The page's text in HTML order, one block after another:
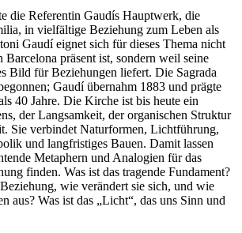
die Referentin Gaudís Hauptwerk, die
in vielfältige Beziehung zum Leben als
Gaudí eignet sich für dieses Thema nicht
präsent ist, sondern weil seine
Bild für Beziehungen liefert. Die Sagrada
Gaudí übernahm 1883 und prägte
40 Jahre. Die Kirche ist bis heute ein
der Langsamkeit, der organischen Struktur
Sie verbindet Naturformen, Lichtführung,
und langfristiges Bauen. Damit lassen
Metaphern und Analogien für das
finden. Was ist das tragende Fundament?
wie verändert sie sich, und wie
aus? Was ist das „Licht“, das uns Sinn und